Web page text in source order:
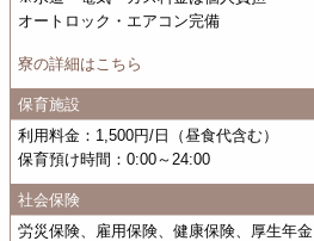
オートロック・エアコン完備
寮の詳細はこちら
保育施設
利用料金：1,500円/日（昼食代含む）
保育預け時間：0:00～24:00
社会保険
労災保険、雇用保険、健康保険、厚生年金